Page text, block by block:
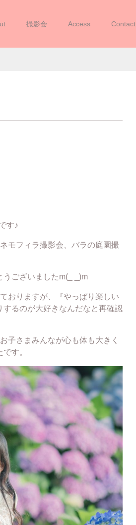
撮影会 Access Contact
す♪
モフィラ撮影会、バラの庭園撮
ございましたm(_ _)m
おりますが、『やっぱり楽しい
るのが大好きなんだなと再確認
子さまみんなが心も体も大きく
す。